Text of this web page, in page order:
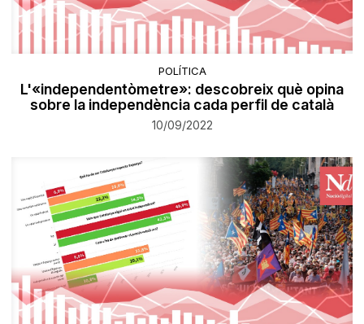
POLÍTICA
L'«independentòmetre»: descobreix què opina
sobre la independència cada perfil de català
10/09/2022